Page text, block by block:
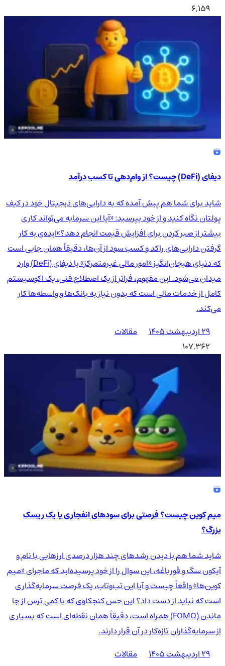
6,159
دیفای (DeFi) چیست؟ از وام‌دهی تا کسب درآمد
شاید برای شما هم پیش آمده که به دارایی‌های دیجیتال خود در کیف
پولتان نگاه کنید و از خود بپرسید: «آیا این سرمایه می‌تواند کاری
بیشتر از صبر کردن برای افزایش قیمت انجام دهد؟»ایده‌ی به کار
گرفتن دارایی‌های راکد و کسب سود از آن‌ها، دقیقاً همان جایی است
که دنیای هیجان‌انگیز «امور مالی غیرمتمرکز» یا دیفای (DeFi) وارد
میدان می‌شود. این مفهوم، فراتر از یک اصطلاح فنی، یک اکوسیستم
کامل از خدمات مالی است که بدون نیاز به بانک‌ها و واسطه‌ها کار
می‌کند.
۲۹ اردیبهشت ۱۴۰۵
مقالات
107,362
میم کوین چیست؟ فرصتی برای سودهای انفجاری یا یک ریسک
بزرگ؟
شاید شما هم با دیدن رشدهای چند هزار درصدی ارزهایی با نام و
آیکون سگ و قورباغه، این سوال را از خود پرسیده‌اید که ماجرای «میم
کوین‌ها» واقعاً چیست و آیا این تب‌وتاب، یک فرصت سرمایه‌گذاری
است که نباید از دست داد؟ این حس کنجکاوی که با کمی ترس از جا
ماندن (FOMO) همراه است، دقیقاً همان نقطه‌ای است که بسیاری
از سرمایه‌گذاران تازه‌کار در آن قرار دارند.
۲۹ اردیبهشت ۱۴۰۵
مقالات